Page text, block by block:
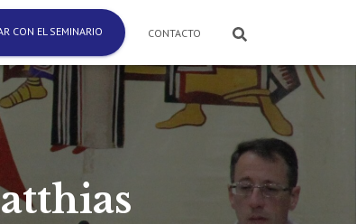
CON EL SEMINARIO CONTACTO